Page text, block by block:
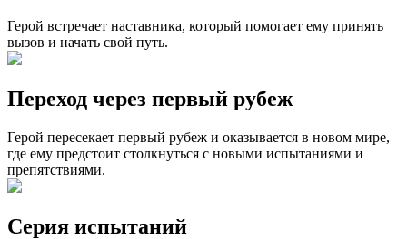
Герой встречает наставника, который помогает ему принять
вызов и начать свой путь.
Переход через первый рубеж
Герой пересекает первый рубеж и оказывается в новом мире,
где ему предстоит столкнуться с новыми испытаниями и
препятствиями.
Серия испытаний